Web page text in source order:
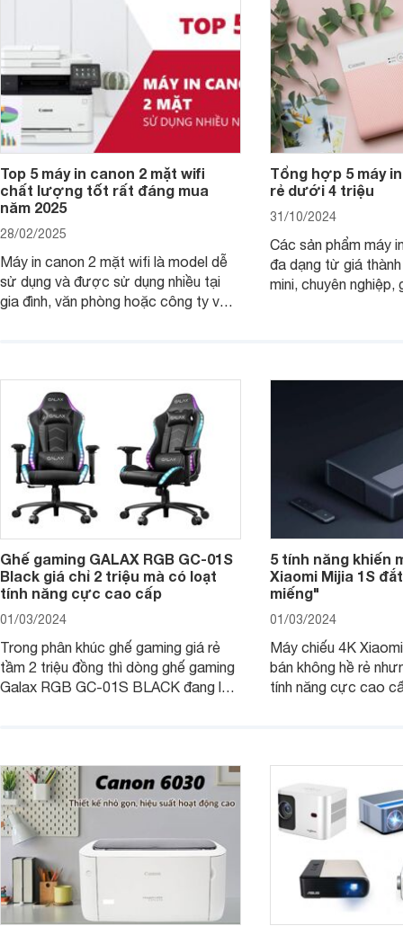
Top 5 máy in canon 2 mặt wifi
chất lượng tốt rất đáng mua
năm 2025
28/02/2025
Máy in canon 2 mặt wifi là model dễ
sử dụng và được sử dụng nhiều tại
gia đình, văn phòng hoặc công ty vừa
Tổng hợp 5 máy
rẻ dưới 4 triệu
31/10/2024
Các sản phẩm máy
đa dạng từ giá
mini, chuyên nghiệp,
Ghế gaming GALAX RGB GC-01S
Black giá chỉ 2 triệu mà có loạt
tính năng cực cao cấp
01/03/2024
Trong phân khúc ghế gaming giá rẻ
tầm 2 triệu đồng thì dòng ghế gaming
Galax RGB GC-01S BLACK đang là
5 tính năng khiến
Xiaomi Mijia 1S
miếng"
01/03/2024
Máy chiếu 4K
bán không hề rẻ
tính năng cực cao